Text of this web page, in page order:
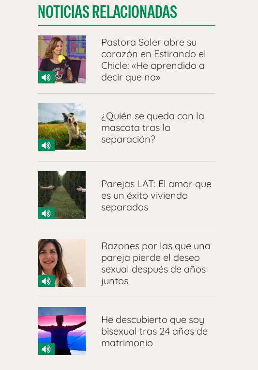
NOTICIAS RELACIONADAS
Pastora Soler abre su
corazón en Estirando el
Chicle: «He aprendido a
decir que no»
¿Quién se queda con la
mascota tras la
separación?
Parejas LAT: El amor que
es un éxito viviendo
separados
Razones por las que una
pareja pierde el deseo
sexual después de años
juntos
He descubierto que soy
bisexual tras 24 años de
matrimonio